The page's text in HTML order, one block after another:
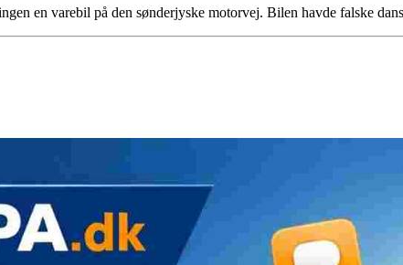
en varebil på den sønderjyske motorvej. Bilen havde falske